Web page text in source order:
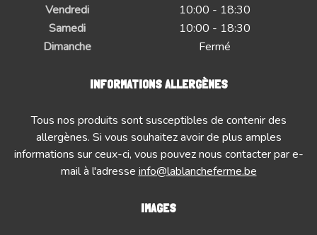
Vendredi
10:00 - 18:30
Samedi
10:00 - 18:30
Dimanche
Fermé
INFORMATIONS ALLERGÈNES
Tous nos produits sont susceptibles de contenir des
allergènes. Si vous souhaitez avoir de plus amples
informations sur ceux-ci, vous pouvez nous contacter par e-
mail à l'adresse info@lablancheferme.be
IMAGES